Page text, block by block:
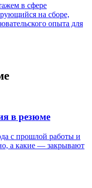
в сфере
на сборе,
опыта для
в резюме
с прошлой работы и
а какие — закрывают